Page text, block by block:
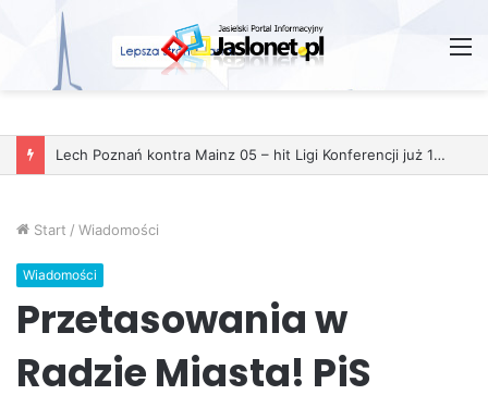
Start / Wiadomości
Wiadomości
Przetasowania w
Radzie Miasta! PiS